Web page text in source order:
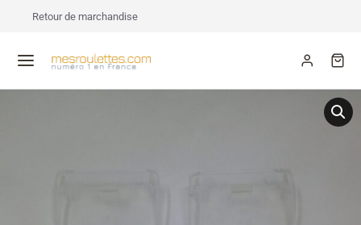
Retour de marchandise